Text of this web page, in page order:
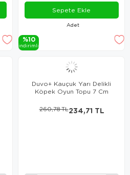
Adet
Sepete Ekle
%10
i̇ndi̇ri̇mli̇
Duvo+ Kauçuk Yarı Delikli
Köpek Oyun Topu 7 Cm
234,71 TL
260,78 TL